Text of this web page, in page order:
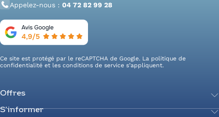
Appelez-nous : 04 72 82 99 28
Ce site est protégé par le reCAPTCHA de Google. La politique de
confidentialité et les conditions de service s’appliquent.
Offres
Achetez votre énergie
S’informer